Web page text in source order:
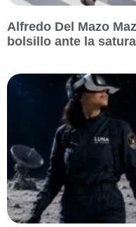
Alfredo Del Mazo
bolsillo ante la